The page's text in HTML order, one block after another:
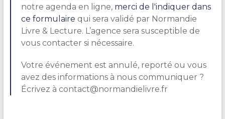
notre agenda en ligne, merci de l'indiquer dans
ce formulaire qui sera validé par Normandie
Livre & Lecture. L’agence sera susceptible de
vous contacter si nécessaire.
Votre événement est annulé, reporté ou vous
avez des informations à nous communiquer ?
Écrivez à contact@normandielivre.fr